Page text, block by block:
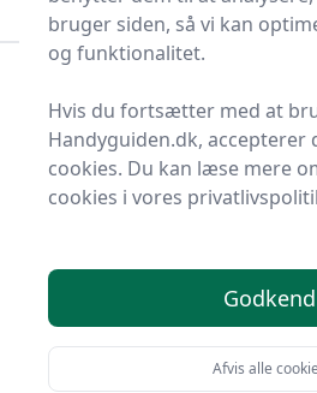
Større værktøj
Slibeudstyr
Bedste
top 12 valg
Leder du efter de bedste
HandyGuiden har vi udvalgt 12
finde din favorit.
bruger siden, så vi kan
og funktionalitet.
Hvis du fortsætter med at
Handyguiden.dk, accepterer
cookies. Du kan læse mere
cookies i vores
Godkend
Afvis alle